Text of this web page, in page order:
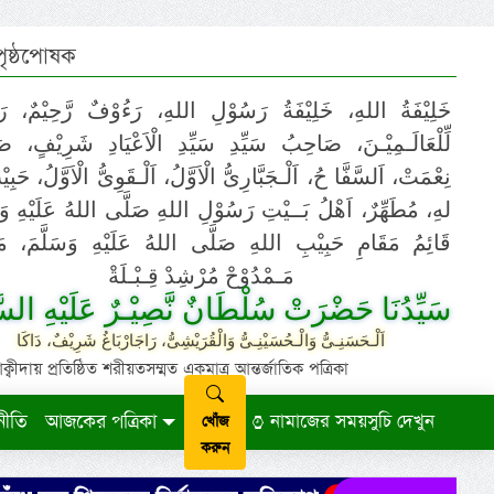
خَلِيْفَةُ اللهِ، خَلِيْفَةُ رَسُوْلِ اللهِ، رَءُوْفٌ رَّحِيْمٌ،
لِّلْعَالَـمِيْـنَ، صَاحِبُ سَيِّدِ سَيِّدِ الْاَعْيَادِ شَرِيْفٍ،
نِعْمَتْ، اَلسَّفَّا حُ، اَلْـجَبَّارِىُّ الْاَوَّلُ، اَلْـقَوِىُّ الْاَوَّلُ،
لهِ، مُطَهِّرٌ، اَهْلُ بَــيْتِ رَسُوْلِ اللهِ صَلَّى اللهُ عَلَيْهِ
قَائِمُ مَقَامِ حَبِيْبِ اللهِ صَلَّى اللهُ عَلَيْهِ وَسَلَّمَ،
مَـمْدُوْحْ مُرْشِدْ قِـبْـلَةْ
سَيِّدُنَا حَضْرَتْ سُلْطَانٌ نَّصِيْـرٌ عَلَيْهِ
اَلْـحَسَنِـىُّ وَالْـحُسَيْنِـىُّ وَالْقُرَيْشِىُّ، رَاجَارْبَاغُ شَرِيْفٌ، دَاكَا
প্রতিষ্ঠিত শরীয়তসম্মত একমাত্র আন্তর্জাতিক পত্রিকা
আজকের পত্রিকা
খোঁজ
করুন
নামাজের সময়সুচি দেখুন